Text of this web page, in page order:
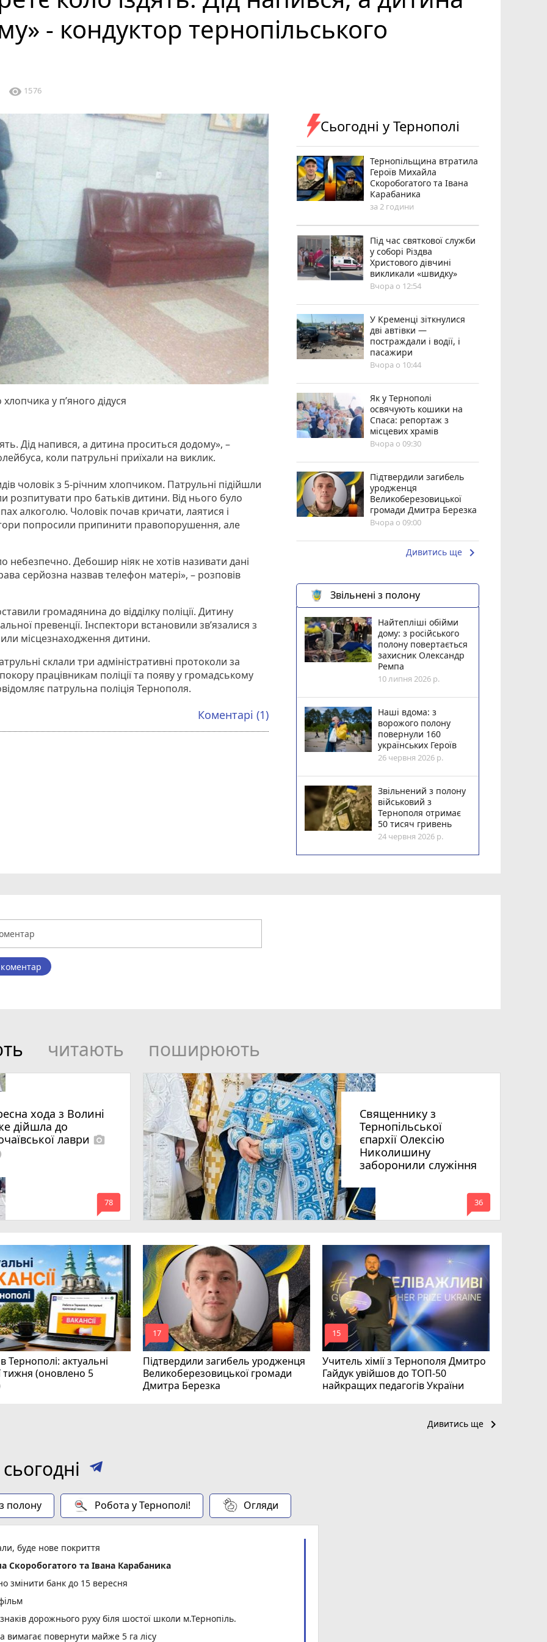
- кондуктор тернопільського
visibility 1576
у п’яного дідуся
Дід напився, а дитина проситься додому», –
коли патрульні приїхали на виклик.
чоловік з 5-річним хлопчиком. Патрульні підійшли
про батьків дитини. Від нього було
алкоголю. Чоловік почав кричати, лаятися і
попросили припинити правопорушення, але
небезпечно. Дебошир ніяк не хотів називати дані
серйозна назвав телефон матері», – розповів
громадянина до відділку поліції. Дитину
превенції. Інспектори встановили зв’язалися з
місцезнаходження дитини.
склали три адміністративні протоколи за
працівникам поліції та появу у громадському
патрульна поліція Тернополя.
Коментарі (1)
Сьогодні у Тернополі
Тернопільщина втратила
Героїв Михайла
Скоробогатого та Івана
Карабаника
за 2 години
Під час святкової служби
у соборі Різдва
Христового дівчині
викликали «швидку»
Вчора о 12:54
У Кременці зіткнулися
дві автівки —
постраждали і водії, і
пасажири
Вчора о 10:44
Як у Тернополі
освячують кошики на
Спаса: репортаж з
місцевих храмів
Вчора о 09:30
Підтвердили загибель
уродженця
Великоберезовицької
громади Дмитра Березка
Вчора о 09:00
Дивитись ще keyboard_arrow_right
Звільнені з полону
Найтепліші обійми
дому: з російського
полону повертається
захисник Олександр
Ремпа
10 липня 2026 р.
Наші вдома: з
ворожого полону
повернули 160
українських Героїв
26 червня 2026 р.
Звільнений з полону
військовий з
Тернополя отримає
50 тисяч гривень
24 червня 2026 р.
читають поширюють
хода з Волині
дійшла до
лаври photo_camera
mode_comment
78
Священнику з
Тернопільської
єпархії Олексію
Николишину
заборонили служіння
mode_comment
36
Тернополі: актуальні
тижня (оновлено 5
Підтвердили загибель уродженця
Великоберезовицької громади
Дмитра Березка
mode_comment
17
Учитель хімії з Тернополя Дмитро
Гайдук увійшов до ТОП-50
найкращих педагогів України
mode_comment
15
Дивитись ще keyboard_arrow_right
полону Робота у Тернополі! Огляди
буде нове покриття
Скоробогатого та Івана Карабаника
змінити банк до 15 вересня
дорожнього руху біля шостої школи м.Тернопіль.
вимагає повернути майже 5 га лісу